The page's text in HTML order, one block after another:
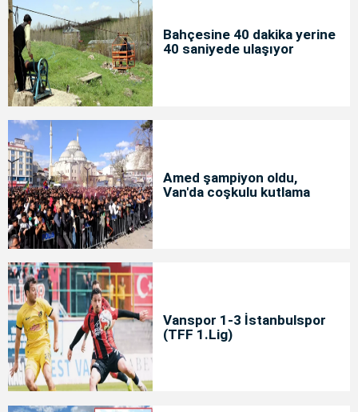
Bahçesine 40 dakika yerine
40 saniyede ulaşıyor
Amed şampiyon oldu,
Van'da coşkulu kutlama
Vanspor 1-3 İstanbulspor
(TFF 1.Lig)